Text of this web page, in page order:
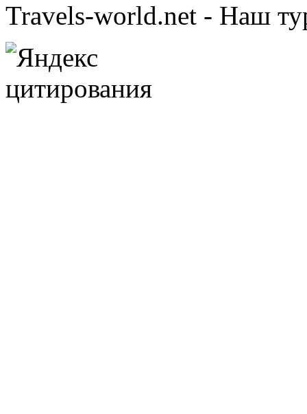
Travels-world.net - Наш